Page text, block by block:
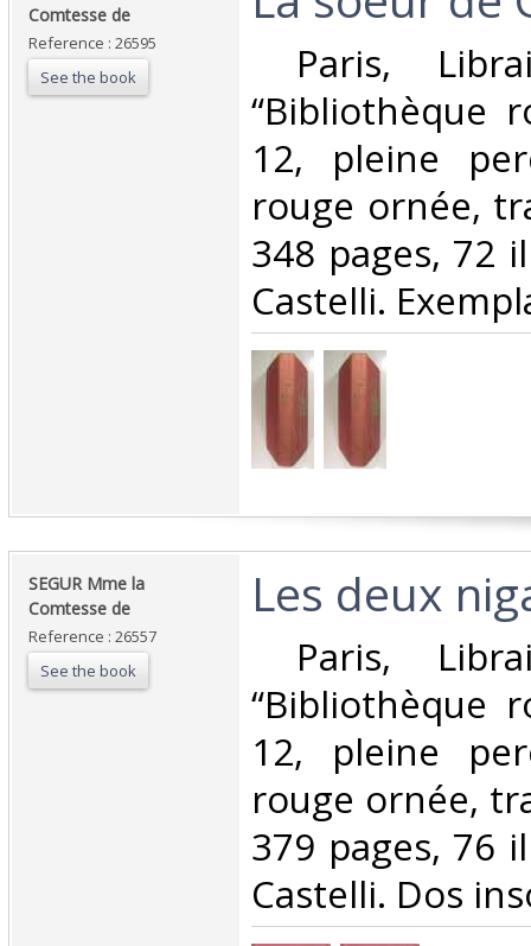
Comtesse de‎
Reference : 26595
See the book
Paris,
“Bibliothèque
12, pleine
rouge ornée,
348 pages, 72
Castelli.
‎SEGUR Mme la
Comtesse de‎
Reference : 26557
See the book
‎Les deux
Paris,
“Bibliothèque
12, pleine
rouge ornée,
379 pages, 76
Castelli. Dos